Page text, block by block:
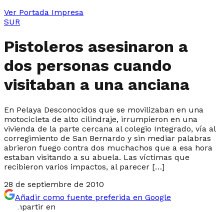
Ver Portada Impresa
SUR
Pistoleros asesinaron a
dos personas cuando
visitaban a una anciana
En Pelaya Desconocidos que se movilizaban en una
motocicleta de alto cilindraje, irrumpieron en una
vivienda de la parte cercana al colegio Integrado, vía al
corregimiento de San Bernardo y sin mediar palabras
abrieron fuego contra dos muchachos que a esa hora
estaban visitando a su abuela. Las víctimas que
recibieron varios impactos, al parecer […]
28 de septiembre de 2010
Añadir como fuente preferida en Google
Compartir en